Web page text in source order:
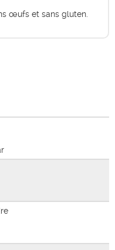
œufs et sans gluten.